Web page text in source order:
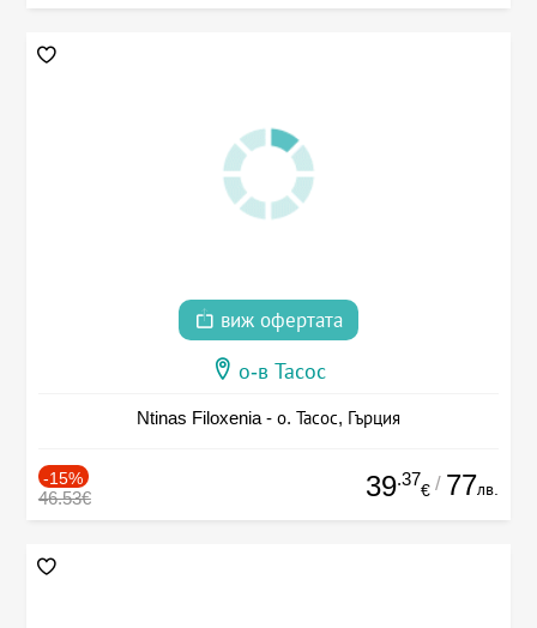
виж офертата
о-в Тасос
Ntinas Filoxenia - о. Тасос, Гърция
-15%
46.53€ 39.37
€ / 77лв.